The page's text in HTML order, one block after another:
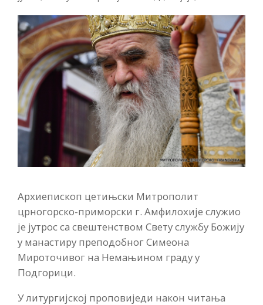
Архиепископ цетињски Митрополит
црногорско-приморски г. Амфилохије служио
је јутрос са свештенством Свету службу Божију
у манастиру преподобног Симеона
Мироточивог на Немањином граду у
Подгорици.
У литургијској проповиједи након читања